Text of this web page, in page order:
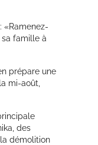
«Ramenez-
famille à
prépare une
mi-août,
des
démolition